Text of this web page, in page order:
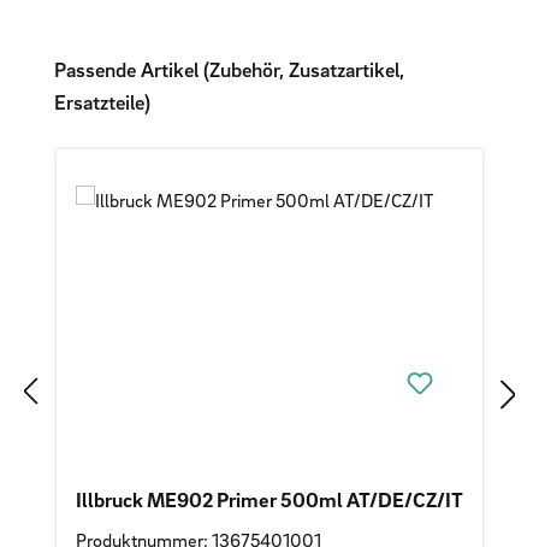
Produktgalerie überspringen
Passende Artikel (Zubehör, Zusatzartikel,
Ersatzteile)
Illbruck ME902 Primer 500ml AT/DE/CZ/IT
Produktnummer: 13675401001